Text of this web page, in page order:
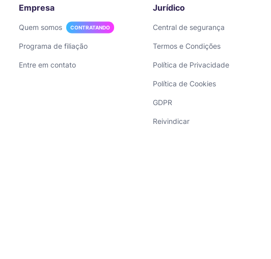
Empresa
Quem somos CONTRATANDO
Programa de filiação
Entre em contato
Jurídico
Central de segurança
Termos e Condições
Política de Privacidade
Política de Cookies
GDPR
Reivindicar